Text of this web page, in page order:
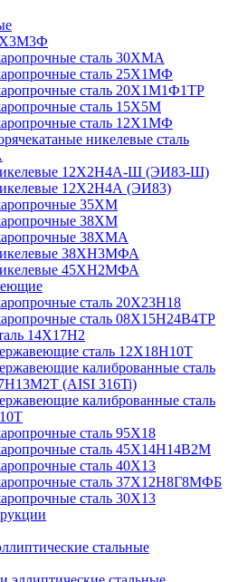
сталь 30ХМА
сталь 25Х1МФ
сталь 20Х1М1Ф1ТР
сталь 15Х5М
сталь 12Х1МФ
никелевые сталь
12Х2Н4А-Ш (ЭИ83-Ш)
12Х2Н4А (ЭИ83)
35ХМ
38ХМ
38ХМА
38XH3MФА
45ХН2МФА
сталь 20Х23Н18
сталь 08Х15Н24В4ТР
14Х17Н2
сталь 12Х18Н10Т
калиброванные сталь
(AISI 316Ti)
калиброванные сталь
сталь 95Х18
сталь 45Х14Н14В2М
сталь 40Х13
сталь 37Х12Н8Г8МФБ
сталь 30Х13
стальные